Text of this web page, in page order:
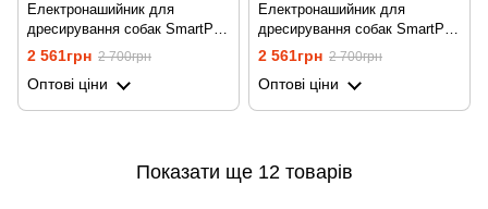
Електронашийник для
дресирування собак SmartPet
DTC-500, з 2-ма нашийниками,
водостійкий, до 500 метрів,
чорний
2 561грн 2 700грн
Оптові ціни
Електронашийник для
дресирування собак SmartPet
DTC-500, з двома
нашийниками, водостійкий, до
500 метрів, помаранчевий
2 561грн 2 700грн
Оптові ціни
Показати ще 12 товарів